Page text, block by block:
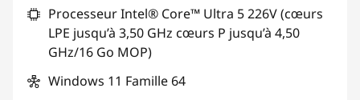
Processeur Intel® Core™ Ultra 5 226V (cœurs
LPE jusqu’à 3,50 GHz cœurs P jusqu’à 4,50
GHz/16 Go MOP)
Windows 11 Famille 64